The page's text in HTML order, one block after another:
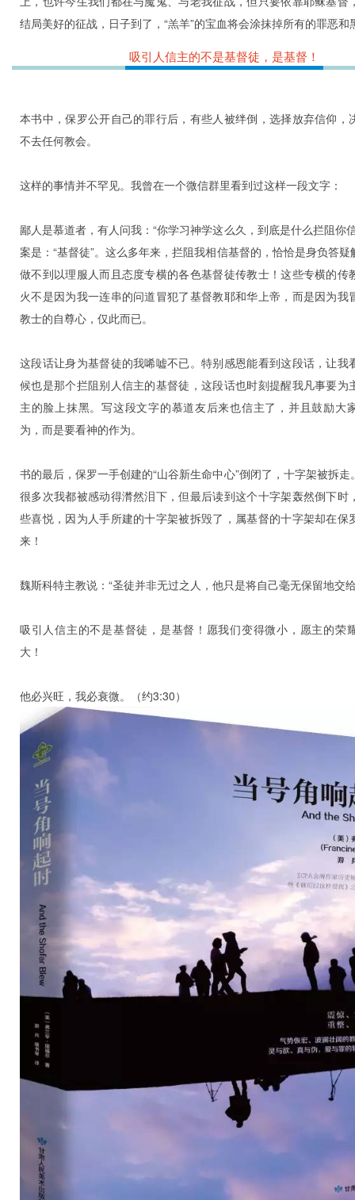
结局美好的征战，日子到了，“羔羊”的宝血将会涂抹掉所有的罪恶和
吸引人信主的不是基督徒，是基督！
本书中，保罗公开自己的罪行后，有些人被绊倒，选择放弃信仰，
不去任何教会。
这样的事情并不罕见。我曾在一个微信群里看到过这样一段文字：
鄙人是慕道者，有人问我：“你学习神学这么久，到底是什么拦阻你
案是：“基督徒”。这么多年来，拦阻我相信基督的，恰恰是身负答
做不到以理服人而且态度专横的各色基督徒传教士！这些专横的传
火不是因为我一连串的问道冒犯了基督教耶和华上帝，而是因为我
教士的自尊心，仅此而已。
这段话让身为基督徒的我唏嘘不已。特别感恩能看到这段话，让我
候也是那个拦阻别人信主的基督徒，这段话也时刻提醒我凡事要为
主的脸上抹黑。写这段文字的慕道友后来也信主了，并且鼓励大
为，而是要看神的作为。
书的最后，保罗一手创建的“山谷新生命中心”倒闭了，十字架被拆
很多次我都被感动得潸然泪下，但最后读到这个十字架轰然倒下时
些喜悦，因为人手所建的十字架被拆毁了，属基督的十字架却在保
来！
魏斯科特主教说：“圣徒并非无过之人，他只是将自己毫无保留地交
吸引人信主的不是基督徒，是基督！愿我们变得微小，愿主的荣
大！
他必兴旺，我必衰微。（约3:30）